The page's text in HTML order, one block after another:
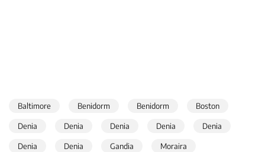
Baltimore Benidorm Benidorm Boston
Denia Denia Denia Denia Denia
Denia Denia Gandia Moraira